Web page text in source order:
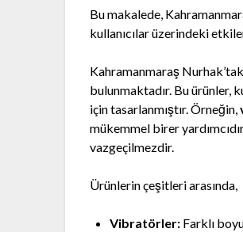
Bu makalede,
kullanıcılar üzerindeki
Kahramanmaraş
bulunmaktadır. Bu ürünler,
için tasarlanmıştır. Örneğin,
mükemmel birer
vazgeçilmezdir.
Ürünlerin çeşitleri arasında,
Vibratörler: Farklı